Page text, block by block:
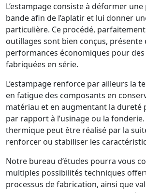
L’estampage consiste à déformer
bande afin de l’aplatir et lui donner
particulière. Ce procédé,
outillages sont bien conçus, présente
performances économiques pour des
fabriquées en série.
L’estampage renforce par ailleurs la
en fatigue des composants en
matériau et en augmentant la dureté
par rapport à l’usinage ou la
thermique peut être réalisé par la
renforcer ou stabiliser les
Notre bureau d’études pourra vous
multiples possibilités techniques
processus de fabrication, ainsi que